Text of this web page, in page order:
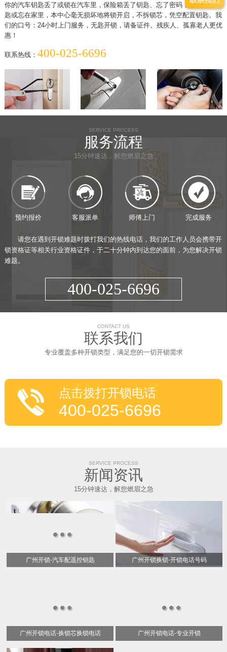
你的汽车钥匙丢了或锁在汽车里，保险箱丢了钥匙、忘了密码，家中丢了钥
匙或忘在家里，本中心毫无损坏地将锁开启，不拆锁芯，凭空配置钥匙。我
们的口号：24小时上门服务，无匙开锁，请备证件。残疾人、孤寡老人更优
惠！
联系热线： 400-025-6696
SERVICE PROCESS
服务流程
15分钟速达，解您燃眉之急
预约报价 客服派单 师傅上门 完成服务
请您在遇到开锁难题时拨打我们的热线电话，我们的工作人员会携带开
锁资格证等相关行业资格证件，于二十分钟内到达您的面前，为您解决开锁
难题。
400-025-6696
CONTACT US
联系我们
专业覆盖多种开锁类型，满足您的一切开锁需求
点击拨打开锁电话
400-025-6696
SERVICE PROCESS
新闻资讯
15分钟速达，解您燃眉之急
广州开锁-汽车配遥控钥匙 广州开锁换锁-开锁电话号码
广州开锁电话-换锁芯换锁电话 广州开锁电话-专业开锁